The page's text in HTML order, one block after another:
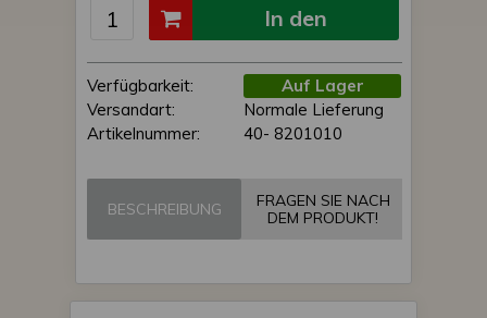
Verfügbarkeit:
Auf Lager
Versandart:
Normale Lieferung
Artikelnummer:
40- 8201010
In den
Einkaufswagen
BESCHREIBUNG
FRAGEN SIE NACH
DEM PRODUKT!